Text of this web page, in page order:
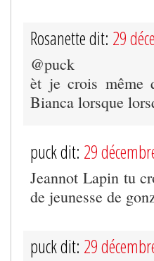
Rosanette dit: 29
@puck
èt je crois même
Bianca lorsque
puck dit: 29
Jeannot Lapin tu
de jeunesse de
puck dit: 29